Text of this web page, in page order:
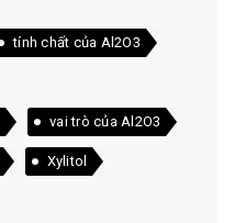
tính chất của Al2O3
vai trò của Al2O3
Xylitol